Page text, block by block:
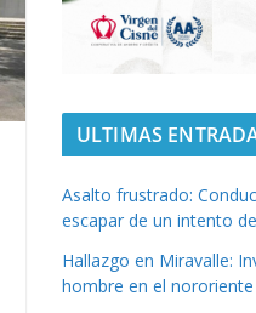
ULTIMAS
Asalto frustrado:
escapar de un intento
Hallazgo en Miravalle:
hombre en el